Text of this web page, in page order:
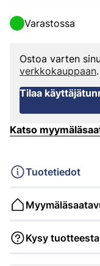
Varastossa
Ostoa varten
verkkokauppaan.
Tilaa
Katso
Tuotetiedot
Kysy tuotteesta